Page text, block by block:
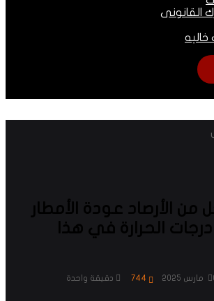
القانونى
خاليه
من الأرصاد عودة الأمطار
الحرارة في هذا
744 دقيقة واحدة